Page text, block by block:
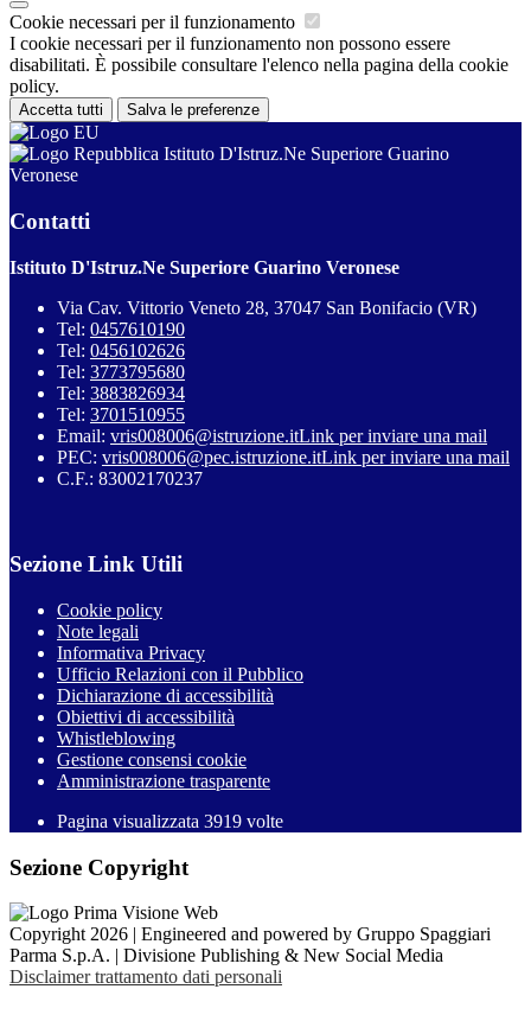
Cookie necessari per il funzionamento
I cookie necessari per il funzionamento non possono essere
disabilitati. È possibile consultare l'elenco nella pagina della cookie
policy.
Accetta tutti Salva le preferenze
Istituto D'Istruz.Ne Superiore Guarino
Veronese
Contatti
Istituto D'Istruz.Ne Superiore Guarino Veronese
Via Cav. Vittorio Veneto 28, 37047 San Bonifacio (VR)
Tel: 0457610190
Tel: 0456102626
Tel: 3773795680
Tel: 3883826934
Tel: 3701510955
Email: vris008006@istruzione.itLink per inviare una mail
PEC: vris008006@pec.istruzione.itLink per inviare una mail
C.F.: 83002170237
Sezione Link Utili
Cookie policy
Note legali
Informativa Privacy
Ufficio Relazioni con il Pubblico
Dichiarazione di accessibilità
Obiettivi di accessibilità
Whistleblowing
Gestione consensi cookie
Amministrazione trasparente
Pagina visualizzata 3919 volte
Sezione Copyright
Copyright 2026 | Engineered and powered by Gruppo Spaggiari
Parma S.p.A. | Divisione Publishing & New Social Media
Disclaimer trattamento dati personali